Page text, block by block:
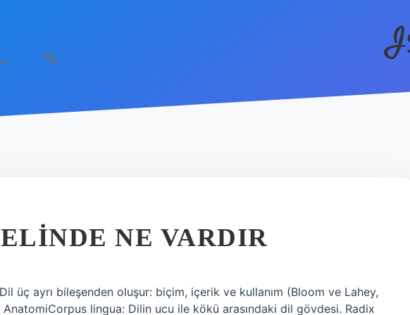
NE VARDIR
üç ayrı bileşenden oluşur: biçim, içerik ve kullanım (Bloom ve Lahey,
lingua: Dilin ucu ile kökü arasındaki dil gövdesi. Radix